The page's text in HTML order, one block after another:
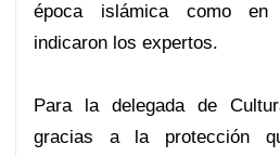
época islámica como en
indicaron los expertos.
Para la delegada de
gracias a la protección